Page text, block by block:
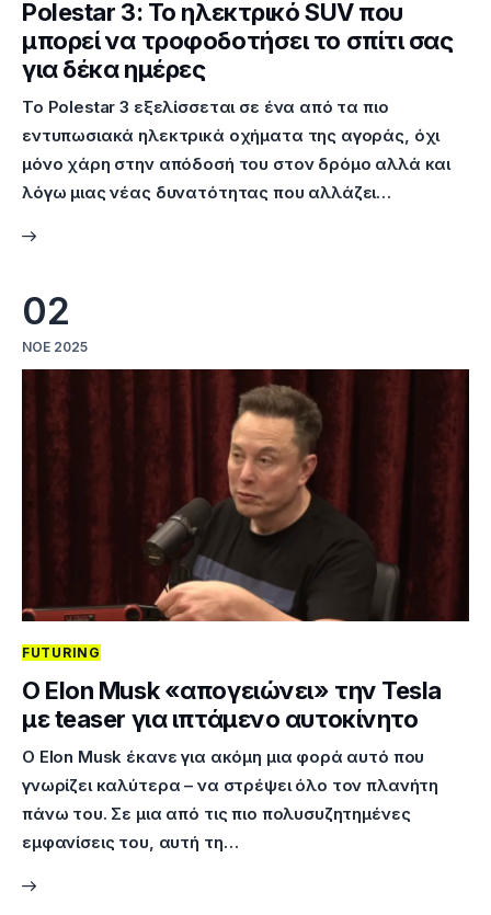
Polestar 3: Το ηλεκτρικό SUV που
μπορεί να τροφοδοτήσει το σπίτι σας
για δέκα ημέρες
Το Polestar 3 εξελίσσεται σε ένα από τα πιο
εντυπωσιακά ηλεκτρικά οχήματα της αγοράς, όχι
μόνο χάρη στην απόδοσή του στον δρόμο αλλά και
λόγω μιας νέας δυνατότητας που αλλάζει…
02
ΝΟΈ 2025
FUTURING
Ο Elon Musk «απογειώνει» την Tesla
με teaser για ιπτάμενο αυτοκίνητο
Ο Elon Musk έκανε για ακόμη μια φορά αυτό που
γνωρίζει καλύτερα – να στρέψει όλο τον πλανήτη
πάνω του. Σε μια από τις πιο πολυσυζητημένες
εμφανίσεις του, αυτή τη…